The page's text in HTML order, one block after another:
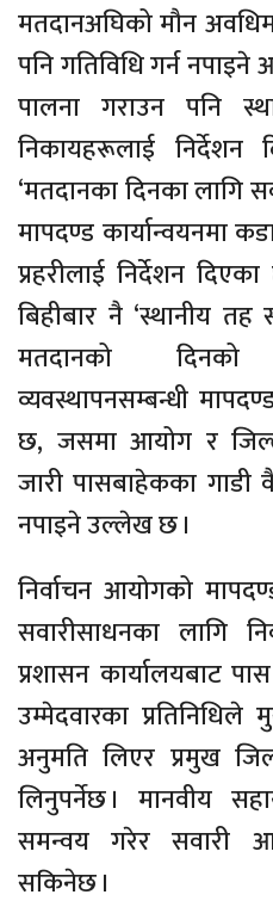
मतदानअघिको मौन
पनि गतिविधि गर्न
पालना गराउन पनि
निकायहरूलाई
‘मतदानका दिनका लागि
मापदण्ड कार्यान्वयनमा
प्रहरीलाई निर्देशन
बिहीबार नै ‘स्थानीय
मतदानको
व्यवस्थापनसम्बन्धी
छ, जसमा आयोग र
जारी पासबाहेकका
नपाइने उल्लेख छ ।
निर्वाचन आयोगको
सवारीसाधनका लागि
प्रशासन कार्यालयबाट
उम्मेदवारका
अनुमति लिएर प्रमुख
लिनुपर्नेछ । मानवीय
समन्वय गरेर सवारी
सकिनेछ ।